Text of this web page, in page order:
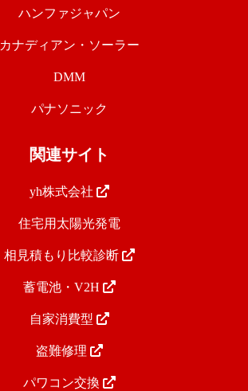
ハンファジャパン
カナディアン・ソーラー
DMM
パナソニック
関連サイト
yh株式会社
住宅用太陽光発電
相見積もり比較診断
蓄電池・V2H
自家消費型
盗難修理
パワコン交換